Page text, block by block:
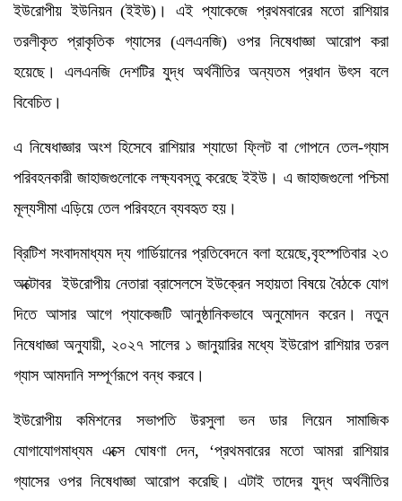
ইউরোপীয় ইউনিয়ন (ইইউ)। এই প্যাকেজে প্রথমবারের মতো রাশিয়ার
তরলীকৃত প্রাকৃতিক গ্যাসের (এলএনজি) ওপর নিষেধাজ্ঞা আরোপ করা
হয়েছে। এলএনজি দেশটির যুদ্ধ অর্থনীতির অন্যতম প্রধান উৎস বলে
বিবেচিত।
এ নিষেধাজ্ঞার অংশ হিসেবে রাশিয়ার শ্যাডো ফ্লিট বা গোপনে তেল-গ্যাস
পরিবহনকারী জাহাজগুলোকে লক্ষ্যবস্তু করেছে ইইউ। এ জাহাজগুলো পশ্চিমা
মূল্যসীমা এড়িয়ে তেল পরিবহনে ব্যবহৃত হয়।
ব্রিটিশ সংবাদমাধ্যম দ্য গার্ডিয়ানের প্রতিবেদনে বলা হয়েছে,বৃহস্পতিবার ২৩
অক্টোবর ইউরোপীয় নেতারা ব্রাসেলসে ইউক্রেন সহায়তা বিষয়ে বৈঠকে যোগ
দিতে আসার আগে প্যাকেজটি আনুষ্ঠানিকভাবে অনুমোদন করেন। নতুন
নিষেধাজ্ঞা অনুযায়ী, ২০২৭ সালের ১ জানুয়ারির মধ্যে ইউরোপ রাশিয়ার তরল
গ্যাস আমদানি সম্পূর্ণরূপে বন্ধ করবে।
ইউরোপীয় কমিশনের সভাপতি উরসুলা ভন ডার লিয়েন সামাজিক
যোগাযোগমাধ্যম এক্সে ঘোষণা দেন, ‘প্রথমবারের মতো আমরা রাশিয়ার
গ্যাসের ওপর নিষেধাজ্ঞা আরোপ করেছি। এটাই তাদের যুদ্ধ অর্থনীতির